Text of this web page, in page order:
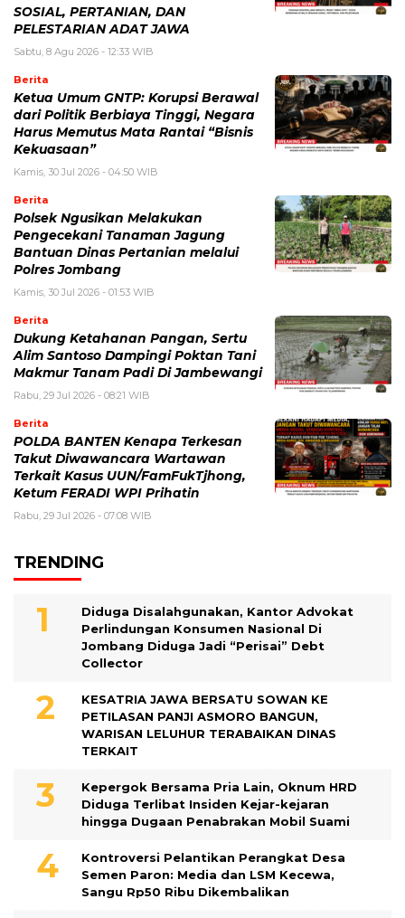
SOSIAL, PERTANIAN, DAN
PELESTARIAN ADAT JAWA
Sabtu, 8 Agu 2026 - 12:33 WIB
Berita
Ketua Umum GNTP: Korupsi Berawal
dari Politik Berbiaya Tinggi, Negara
Harus Memutus Mata Rantai “Bisnis
Kekuasaan”
Kamis, 30 Jul 2026 - 04:50 WIB
Berita
Polsek Ngusikan Melakukan
Pengecekani Tanaman Jagung
Bantuan Dinas Pertanian melalui
Polres Jombang
Kamis, 30 Jul 2026 - 01:53 WIB
Berita
Dukung Ketahanan Pangan, Sertu
Alim Santoso Dampingi Poktan Tani
Makmur Tanam Padi Di Jambewangi
Rabu, 29 Jul 2026 - 08:21 WIB
Berita
POLDA BANTEN Kenapa Terkesan
Takut Diwawancara Wartawan
Terkait Kasus UUN/FamFukTjhong,
Ketum FERADI WPI Prihatin
Rabu, 29 Jul 2026 - 07:08 WIB
TRENDING
Diduga Disalahgunakan, Kantor Advokat
Perlindungan Konsumen Nasional Di
Jombang Diduga Jadi “Perisai” Debt
Collector
KESATRIA JAWA BERSATU SOWAN KE
PETILASAN PANJI ASMORO BANGUN,
WARISAN LELUHUR TERABAIKAN DINAS
TERKAIT
Kepergok Bersama Pria Lain, Oknum HRD
Diduga Terlibat Insiden Kejar-kejaran
hingga Dugaan Penabrakan Mobil Suami
Kontroversi Pelantikan Perangkat Desa
Semen Paron: Media dan LSM Kecewa,
Sangu Rp50 Ribu Dikembalikan